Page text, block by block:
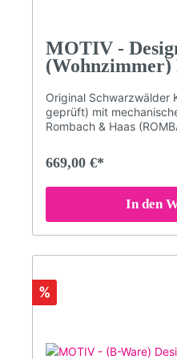
MOTIV -
(Wohnzimmer)
Original Schwarzwälder
geprüft) mit
Rombach & Haas
Kuckucksuhr mit
SELINA HAAS DESIGN -
Laufwerk mit
mit Echtglas-
Schwarzwälder
Uhrzeit - z.B. um 3 Uhr
Romba-Design
Rombach und
Garantieverlängerung
669,00 €*
In den
%